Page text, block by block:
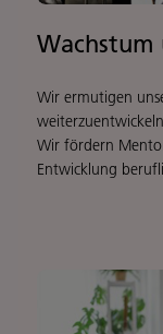
Wir ermutigen
Wir fördern
Entwicklung